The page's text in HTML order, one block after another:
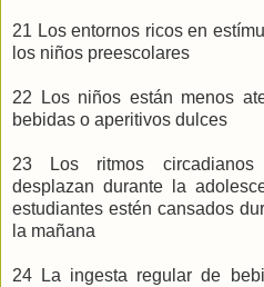
21 Los entornos ricos en
los niños preescolares
22 Los niños están menos
bebidas o aperitivos dulces
23 Los ritmos circadianos
desplazan durante la
estudiantes estén cansados
la mañana
24 La ingesta regular de